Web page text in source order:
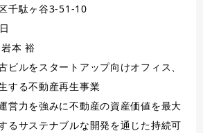
千駄ヶ谷3-51-10
本 裕
ビルをスタートアップ向けオフィス、
する不動産再生事業
営力を強みに不動産の資産価値を最大
るサステナブルな開発を通じた持続可